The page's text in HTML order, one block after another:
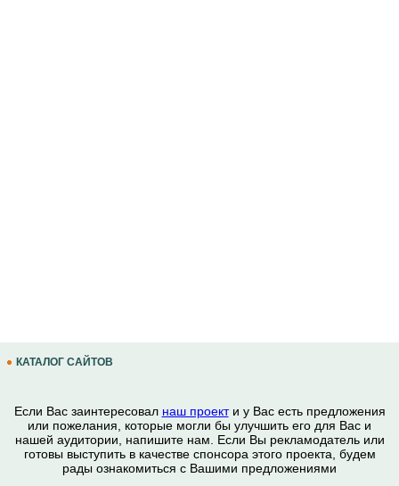
КАТАЛОГ САЙТОВ
Если Вас заинтересовал наш проекти у Вас есть предложения
или пожелания, которые могли бы улучшить его для Вас и
нашей аудитории, напишите нам. Если Вы рекламодатель или
готовы выступить в качестве спонсора этого проекта, будем
рады ознакомиться с Вашими предложениями